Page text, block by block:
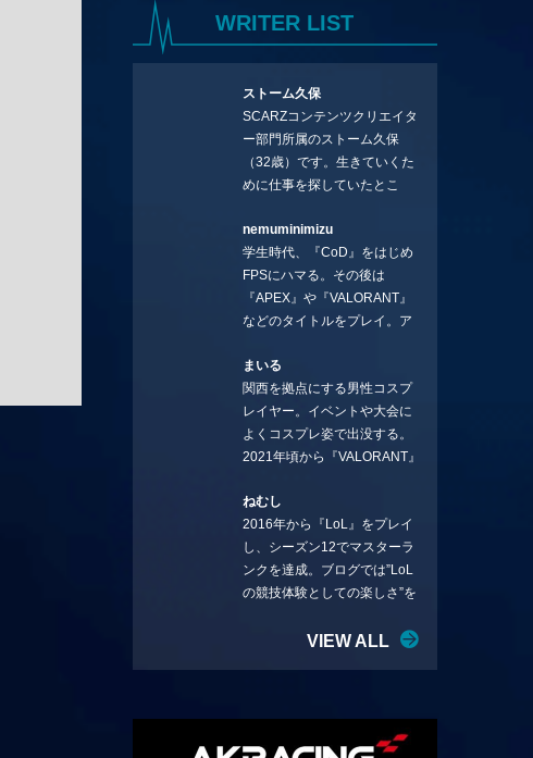
WRITER LIST
ストーム久保
SCARZコンテンツクリエイタ
ー部門所属のストーム久保
（32歳）です。生きていくた
めに仕事を探していたとこ
コラムを連載させてもらえる
ことになりました。言いたい
ことを言っていきます。X：
https://x.com/stormKUBO
YouTube：
rmKUBO
nemuminimizu
学生時代、『CoD』をはじめ
FPSにハマる。その後は
『APEX』や『VALORANT』
などのタイトルをプレイ。ア
BGMなどを手掛ける作曲家と
フリーランスのライターの二
足の草鞋を履いて幅広く活動
中。無類のラーメン好き！
Twitter:@ongakucas
まいる
関西を拠点にする男性コスプ
レイヤー。イベントや大会に
よくコスプレ姿で出没する。
2021年頃から『VALORANT』
続ける。現在の推しチームは
「CREST GAMING」。X：
@mlunias（Photo by
Subaru.F.）
ねむし
2016年から『LoL』をプレイ
し、シーズン12でマスターラ
ンクを達成。ブログでは”LoL
の競技体験としての楽しさ”を
リーを愛し、元ADCメイン
VIEW ALL